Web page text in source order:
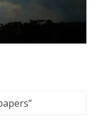
”